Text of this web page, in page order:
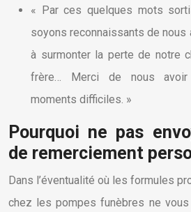
« Par ces quelques mots
soyons reconnaissants de
à surmonter la perte de notre
frère… Merci de nous
moments difficiles. »
Pourquoi ne pas
de remerciement
Dans l’éventualité où les formules
chez les pompes funèbres ne vous